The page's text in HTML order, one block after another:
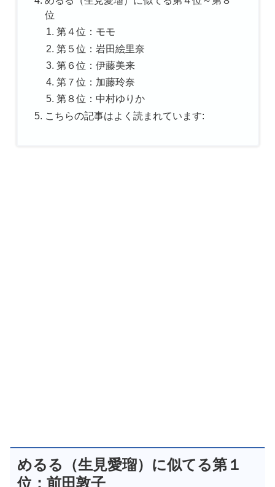
位
第４位：モモ
第５位：岩田絵里奈
第６位：伊藤美来
第７位：加藤玲奈
第８位：中村ゆりか
こちらの記事はよく読まれています:
めるる（生見愛瑠）に似てる第１
位：前田敦子